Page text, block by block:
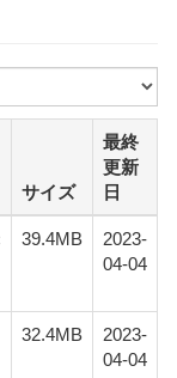
サイズ
最終
更新
日
39.4MB
2023-
04-04
32.4MB
2023-
04-04